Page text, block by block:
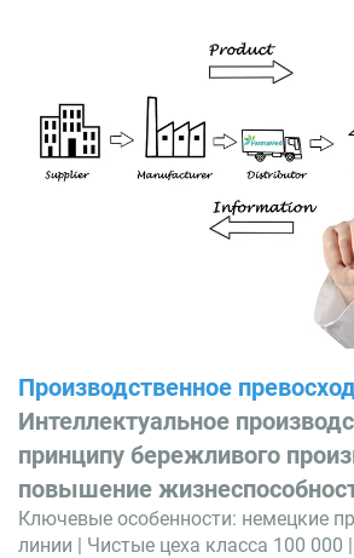
Производственное
Интеллектуальное
принципу бережливого
повышение
Ключевые особенности: немецкие
линии | Чистые цеха класса 100